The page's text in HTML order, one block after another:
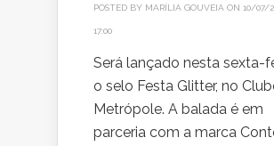
POSTED BY MARÍLIA GOUVEIA ON 10/07/
17:00
Será lançado nesta sexta-
o selo Festa Glitter, no
Metrópole. A balada é em
parceria com a marca